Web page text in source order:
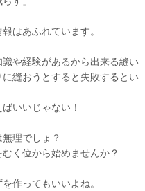
はあふれています。
や経験があるから出来る縫い
縫おうとすると失敗するとい
いいじゃない！
理でしょ？
く位から始めませんか？
作ってもいいよね。